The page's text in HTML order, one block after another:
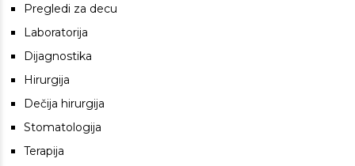
Pregledi za decu
Laboratorija
Dijagnostika
Hirurgija
Dečija hirurgija
Stomatologija
Terapija